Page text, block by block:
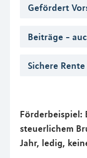
Gefördert
Beiträge -
Sichere Rente
Förderbeispiel:
steuerlichem
Jahr, ledig,